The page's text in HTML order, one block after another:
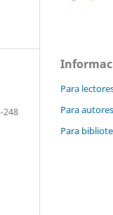
248
Para
Para
Para